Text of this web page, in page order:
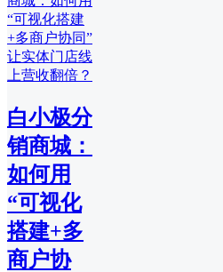
白小极分
销商城：
如何用
“可视化
搭建+多
商户协